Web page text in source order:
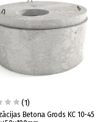
(1)
Betona Grods KC 10-45